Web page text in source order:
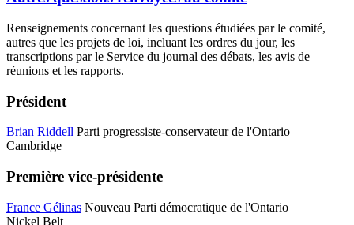
Renseignements concernant les questions étudiées par le comité,
autres que les projets de loi, incluant les ordres du jour, les
transcriptions par le Service du journal des débats, les avis de
réunions et les rapports.
Président
Brian Riddell Parti progressiste-conservateur de l'Ontario
Cambridge
Première vice-présidente
France Gélinas Nouveau Parti démocratique de l'Ontario
Nickel Belt